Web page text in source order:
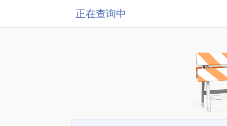
正在查询中